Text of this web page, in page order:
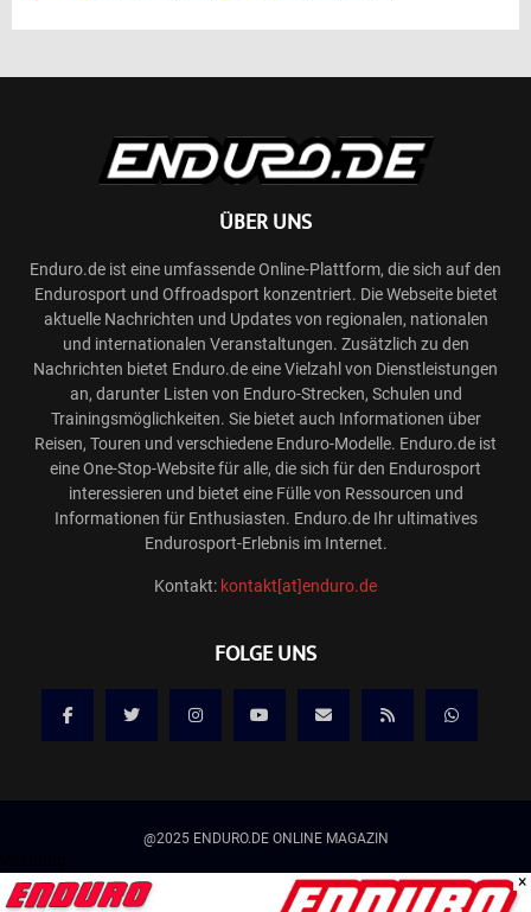
ÜBER UNS
Enduro.de ist eine umfassende Online-Plattform, die sich auf den
Endurosport und Offroadsport konzentriert. Die Webseite bietet
aktuelle Nachrichten und Updates von regionalen, nationalen
und internationalen Veranstaltungen. Zusätzlich zu den
Nachrichten bietet Enduro.de eine Vielzahl von Dienstleistungen
an, darunter Listen von Enduro-Strecken, Schulen und
Trainingsmöglichkeiten. Sie bietet auch Informationen über
Reisen, Touren und verschiedene Enduro-Modelle. Enduro.de ist
eine One-Stop-Website für alle, die sich für den Endurosport
interessieren und bietet eine Fülle von Ressourcen und
Informationen für Enthusiasten. Enduro.de Ihr ultimatives
Endurosport-Erlebnis im Internet.
Kontakt: kontakt[at]enduro.de
FOLGE UNS
@2025 ENDURO.DE ONLINE MAGAZIN
Kontakt
Mediadaten/Werbung
×